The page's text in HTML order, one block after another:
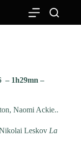
– 1h29mn –
Naomi Ackie..
Leskov La